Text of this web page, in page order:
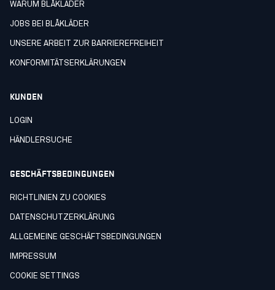
WARUM BLÅKLÄDER
JOBS BEI BLÅKLÄDER
UNSERE ARBEIT ZUR BARRIEREFREIHEIT
KONFORMITÄTSERKLÄRUNGEN
KUNDEN
LOGIN
HÄNDLERSUCHE
GESCHÄFTSBEDINGUNGEN
RICHTLINIEN ZU COOKIES
DATENSCHUTZERKLÄRUNG
ALLGEMEINE GESCHÄFTSBEDINGUNGEN
IMPRESSUM
COOKIE SETTINGS